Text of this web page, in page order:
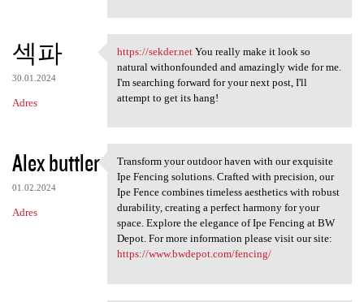
섹파
30.01.2024
Adres
https://sekder.net You really
https://sekder.netYou really make it look so
natural withonfounded and amazingly wide for me.
I'm searching forward for your next post, I'll
attempt to get its hang!
Alex buttler
01.02.2024
Adres
Transform your outdoor haven
Transform your outdoor haven with our exquisite
Ipe Fencing solutions. Crafted with precision, our
Ipe Fence combines timeless aesthetics with robust
durability, creating a perfect harmony for your
space. Explore the elegance of Ipe Fencing at BW
Depot. For more information please visit our site:
https://www.bwdepot.com/fencing/